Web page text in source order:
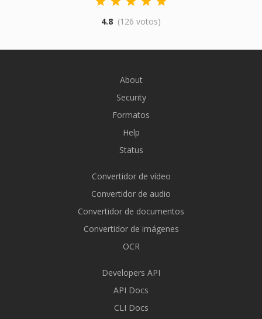
4.8 (126 votos)
About
Security
Formatos
Help
Status
Convertidor de vídeo
Convertidor de audio
Convertidor de documentos
Convertidor de imágenes
OCR
Developers API
API Docs
CLI Docs